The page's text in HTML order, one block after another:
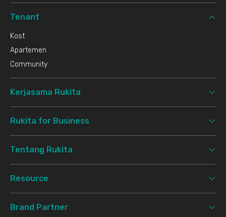
Tenant
Kost
Apartemen
Community
Kerjasama Rukita
Rukita for Business
Tentang Rukita
Resource
Brand Partner